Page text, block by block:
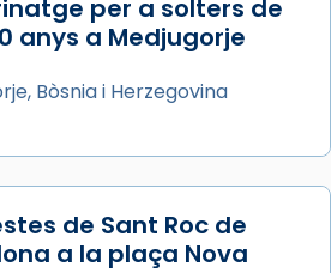
(“relatiu a Júlia”) i
a Semprònia =
seves. I l’any 1667, el
Roig, afirma en una obra
filles de l’antiga Iluro.
les relíq
per a solters de
anys a Medjugorje
Bòsnia i Herzegovina
de Sant Roc de
a la plaça Nova